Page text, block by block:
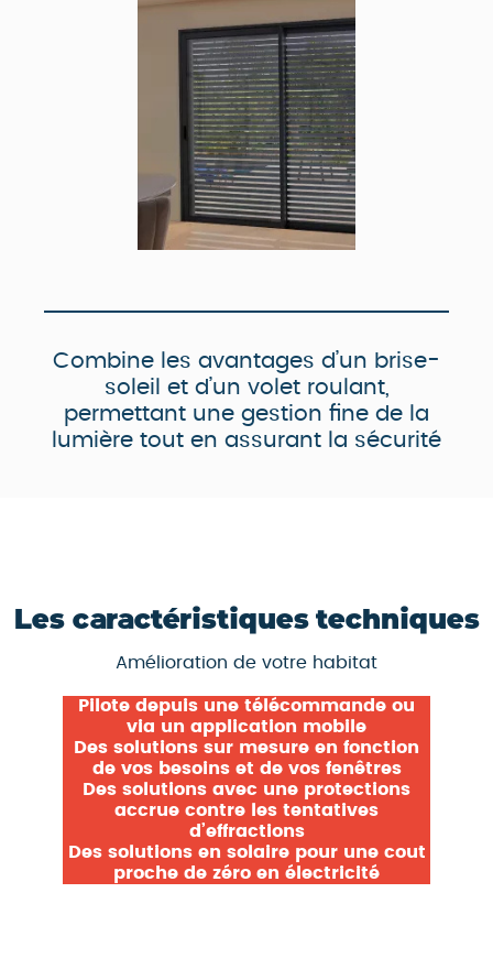
Combine les avantages d’un brise-
soleil et d’un volet roulant,
permettant une gestion fine de la
lumière tout en assurant la sécurité
Les caractéristiques techniques
Amélioration de votre habitat
Pilote depuis une télécommande ou
via un application mobile
Des solutions sur mesure en fonction
de vos besoins et de vos fenêtres
Des solutions avec une protections
accrue contre les tentatives
d’effractions
Des solutions en solaire pour une cout
proche de zéro en électricité